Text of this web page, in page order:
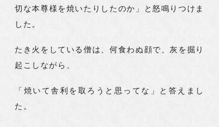
切な本尊様を焼いたりしたのか」と怒鳴りつけま
した。
たき火をしている僧は、何食わぬ顔で、灰を掘り
起こしながら、
「焼いて舎利を取ろうと思ってな」と答えまし
た。